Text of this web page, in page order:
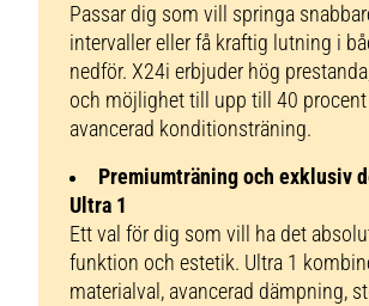
Passar dig som vill springa
intervaller eller få kraftig lutning i
nedför. X24i erbjuder hög
och möjlighet till upp till 40
avancerad konditionsträning.
Premiumträning och exklusiv
Ultra 1
Ett val för dig som vill ha det
funktion och estetik. Ultra 1
materialval, avancerad dämpning,